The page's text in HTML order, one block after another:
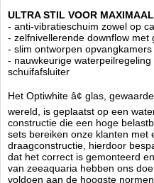
- de hoogste transparantie
- vervormt de kleuren niet, is
- duurzaam, randloos, met zwarte
- jarenlang getest door
- passende dikte toegestaan om
- verbinding gemaakt van
- professioneel antitrillingsschuim
- duurzaam PVC-opvangbak met
- hoog systeemvermogen
- cascadekamers met filtersokken
mediareactoren)
- snelle installatie van
ULTRA STIL VOOR
- anti-vibratieschuim zowel op
- zelfnivellerende downflow
- slim ontworpen
- nauwkeurige
schuifafsluiter
Het Optiwhite â¢ glas,
wereld, is geplaatst op een
constructie die een hoge
sets bereiken onze klanten met
draagconstructie, hierdoor
dat het correct is gemonteerd
van zeeaquaria hebben ons
voldoen aan de hoogste